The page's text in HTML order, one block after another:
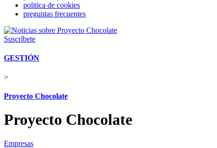
politica de cookies
preguntas frecuentes
Suscríbete
GESTIÓN
>
Proyecto Chocolate
Proyecto Chocolate
Empresas